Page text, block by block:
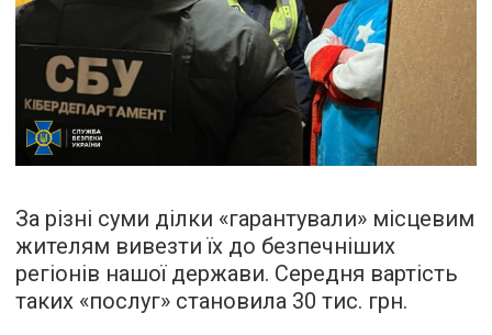
За різні суми ділки «гарантували» місцевим
жителям вивезти їх до безпечніших
регіонів нашої держави. Середня вартість
таких «послуг» становила 30 тис. грн.